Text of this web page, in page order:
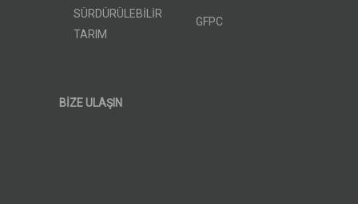
SÜRDÜRÜLEBİLİR
TARIM
GFPC
BİZE ULAŞIN